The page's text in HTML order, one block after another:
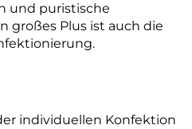
und puristische
großes Plus ist auch die
individuellen Konfektion